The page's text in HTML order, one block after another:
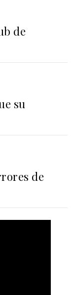
de
su
de